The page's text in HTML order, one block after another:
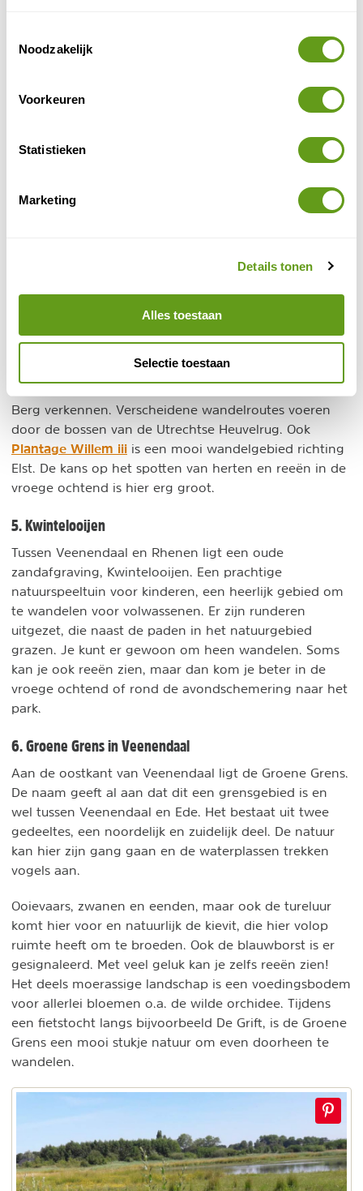
Noodzakelijk
Voorkeuren
Statistieken
Marketing
Details tonen
Alles toestaan
Selectie toestaan
Aan de rand van de Utrechtse Heuvelrug, bij
Berg verkennen. Verscheidene wandelroutes voeren
door de bossen van de Utrechtse Heuvelrug. Ook
Plantage Willem iii is een mooi wandelgebied richting
Elst. De kans op het spotten van herten en reeën in de
vroege ochtend is hier erg groot.
5. Kwintelooijen
Tussen Veenendaal en Rhenen ligt een oude
zandafgraving, Kwintelooijen. Een prachtige
natuurspeeltuin voor kinderen, een heerlijk gebied om
te wandelen voor volwassenen. Er zijn runderen
uitgezet, die naast de paden in het natuurgebied
grazen. Je kunt er gewoon om heen wandelen. Soms
kan je ook reeën zien, maar dan kom je beter in de
vroege ochtend of rond de avondschemering naar het
park.
6. Groene Grens in Veenendaal
Aan de oostkant van Veenendaal ligt de Groene Grens.
De naam geeft al aan dat dit een grensgebied is en
wel tussen Veenendaal en Ede. Het bestaat uit twee
gedeeltes, een noordelijk en zuidelijk deel. De natuur
kan hier zijn gang gaan en de waterplassen trekken
vogels aan.
Ooievaars, zwanen en eenden, maar ook de tureluur
komt hier voor en natuurlijk de kievit, die hier volop
ruimte heeft om te broeden. Ook de blauwborst is er
gesignaleerd. Met veel geluk kan je zelfs reeën zien!
Het deels moerassige landschap is een voedingsbodem
voor allerlei bloemen o.a. de wilde orchidee. Tijdens
een fietstocht langs bijvoorbeeld De Grift, is de Groene
Grens een mooi stukje natuur om even doorheen te
wandelen.